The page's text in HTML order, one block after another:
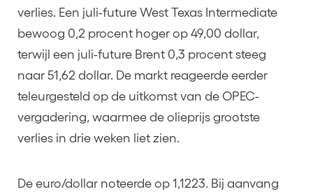
verlies. Een juli-future West Texas Intermediate
bewoog 0,2 procent hoger op 49,00 dollar,
terwijl een juli-future Brent 0,3 procent steeg
naar 51,62 dollar. De markt reageerde eerder
teleurgesteld op de uitkomst van de OPEC-
vergadering, waarmee de olieprijs grootste
verlies in drie weken liet zien.
De euro/dollar noteerde op 1,1223. Bij aanvang